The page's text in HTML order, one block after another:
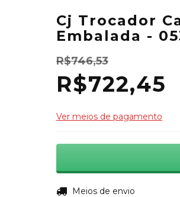
Cj Trocador
Embalada -
R$746,53
R$722,45
Ver meios de pagamento
Entregas para o CEP:
Meios de envio